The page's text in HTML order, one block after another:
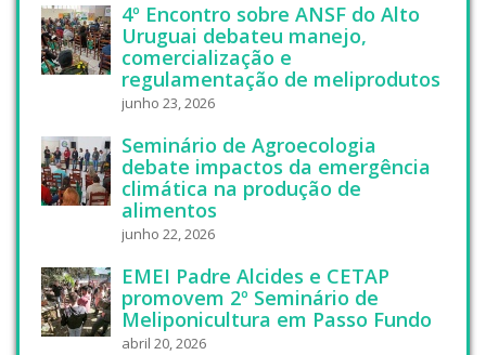
4º Encontro sobre ANSF do Alto
Uruguai debateu manejo,
comercialização e
regulamentação de meliprodutos
junho 23, 2026
Seminário de Agroecologia
debate impactos da emergência
climática na produção de
alimentos
junho 22, 2026
EMEI Padre Alcides e CETAP
promovem 2º Seminário de
Meliponicultura em Passo Fundo
abril 20, 2026